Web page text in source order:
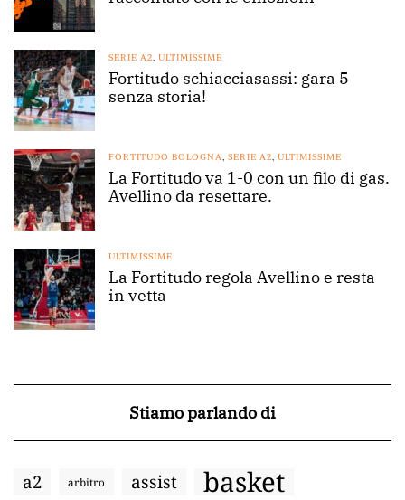
SERIE A2, ULTIMISSIME
Fortitudo schiacciasassi: gara 5
senza storia!
FORTITUDO BOLOGNA, SERIE A2, ULTIMISSIME
La Fortitudo va 1-0 con un filo di gas.
Avellino da resettare.
ULTIMISSIME
La Fortitudo regola Avellino e resta
in vetta
Stiamo parlando di
a2 arbitro assist basket